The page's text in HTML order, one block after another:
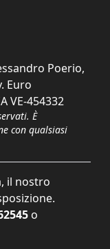
Poerio,
Euro
VE-454332
È
con qualsiasi
il nostro
o